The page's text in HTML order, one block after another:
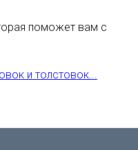
поможет вам с
и толстовок...